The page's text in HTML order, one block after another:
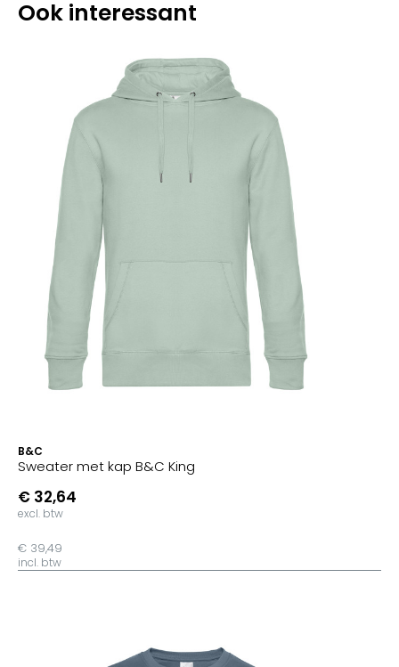
Ook interessant
B&C
Sweater met kap B&C King
€ 32,64
excl. btw
€ 39,49
incl. btw